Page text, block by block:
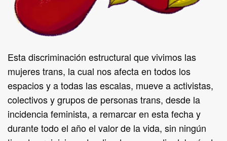
Esta discriminación estructural que vivimos las
mujeres trans, la cual nos afecta en todos los
espacios y a todas las escalas, mueve a activistas,
colectivos y grupos de personas trans, desde la
incidencia feminista, a remarcar en esta fecha y
durante todo el año el valor de la vida, sin ningún